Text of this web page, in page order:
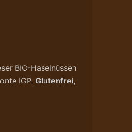
BIO-Haselnüssen
IGP. Glutenfrei,